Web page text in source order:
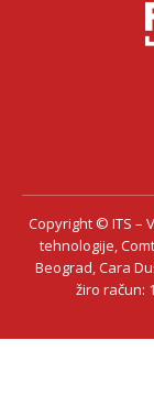
Copyright © ITS –
tehnologije,
Beograd, Cara
žiro račun: